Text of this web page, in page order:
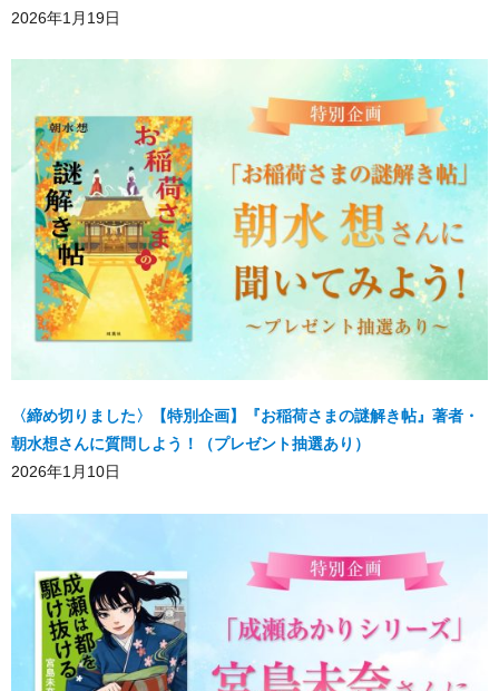
2026年1月19日
〈締め切りました〉【特別企画】『お稲荷さまの謎解き帖』著者・
朝水想さんに質問しよう！（プレゼント抽選あり）
2026年1月10日